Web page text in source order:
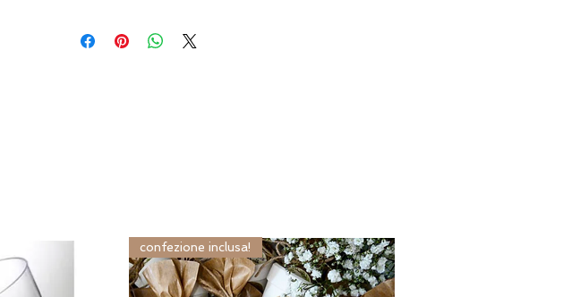
CONCORDATA e DEFINITA VIA EMAIL
confezione inclusa!